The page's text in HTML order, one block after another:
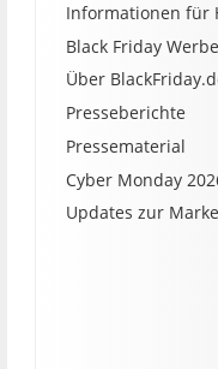
Informationen für
Black Friday
Über
Presseberichte
Pressematerial
Cyber Monday
Updates zur